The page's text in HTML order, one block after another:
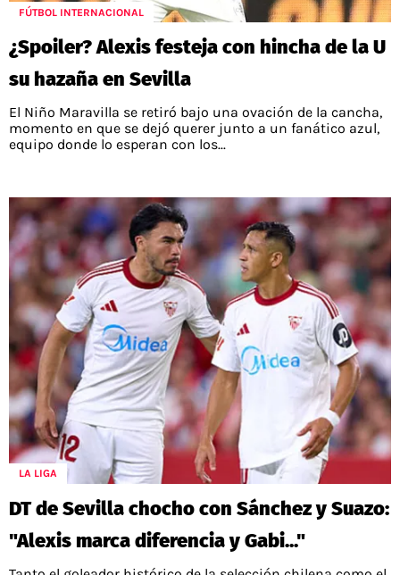
FÚTBOL INTERNACIONAL
¿Spoiler? Alexis festeja con hincha de la U
su hazaña en Sevilla
El Niño Maravilla se retiró bajo una ovación de la cancha,
momento en que se dejó querer junto a un fanático azul,
equipo donde lo esperan con los...
LA LIGA
DT de Sevilla chocho con Sánchez y Suazo:
"Alexis marca diferencia y Gabi..."